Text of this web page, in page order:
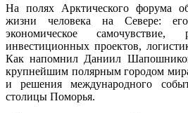
На полях Арктического форума
жизни человека на Севере: его
экономическое
инвестиционных проектов,
Как напомнил Даниил
крупнейшим полярным городом
и решения международного
столицы Поморья.